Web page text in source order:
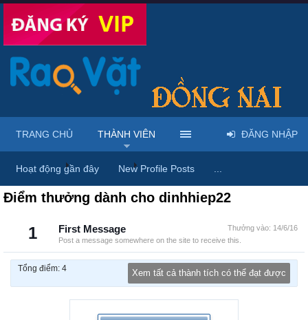
Trang chủ Thành viên dinhhiep22
Điểm thưởng dành cho dinhhiep22
1 Thưởng vào: 14/6/16
First Message
Post a message somewhere on the site to receive this.
Tổng điểm: 4 Xem tất cả thành tích có thể đạt được
TRANG CHỦ THÀNH VIÊN
Hoạt động gần đây New Profile Posts
ĐĂNG NHẬP